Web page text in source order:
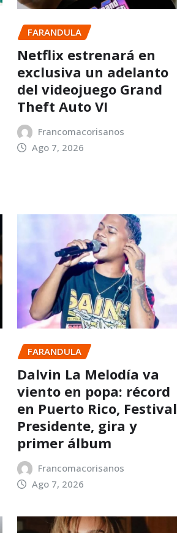
FARANDULA
Netflix estrenará en
exclusiva un adelanto
del videojuego Grand
Theft Auto VI
Francomacorisanos
Ago 7, 2026
FARANDULA
Dalvin La Melodía va
viento en popa: récord
en Puerto Rico, Festival
Presidente, gira y
primer álbum
Francomacorisanos
Ago 7, 2026